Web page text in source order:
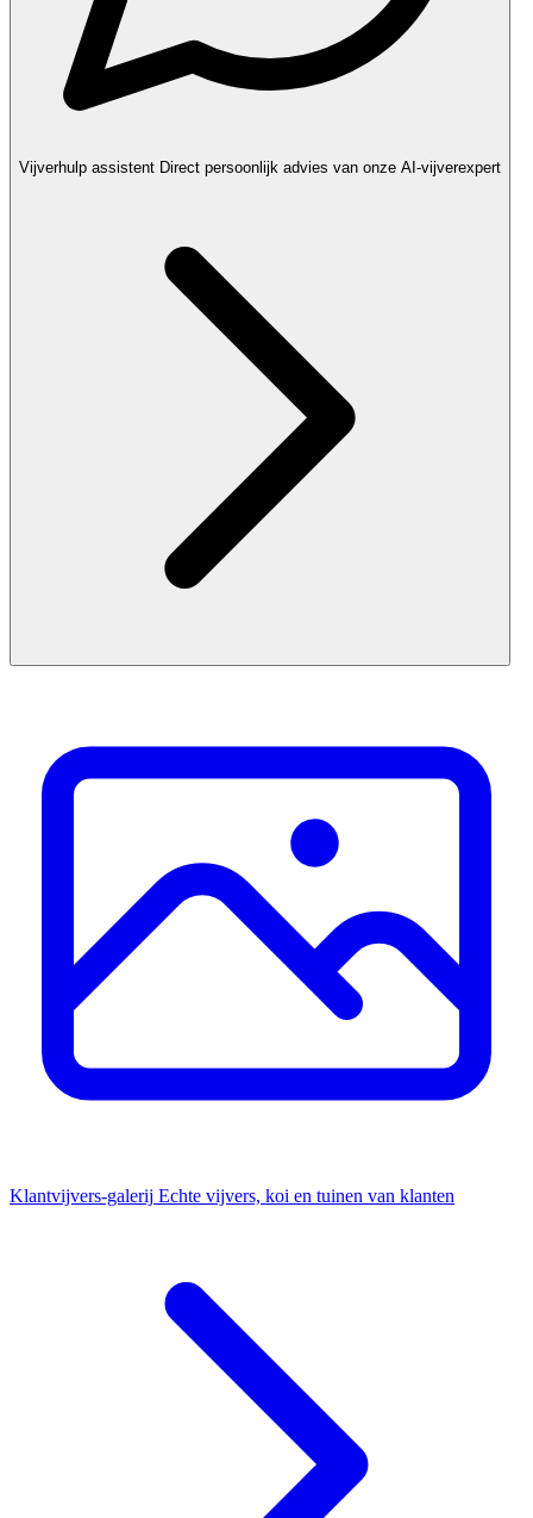
Vijverhulp assistent Direct persoonlijk advies van onze AI-vijverexpert
Klantvijvers-galerij Echte vijvers, koi en tuinen van klanten